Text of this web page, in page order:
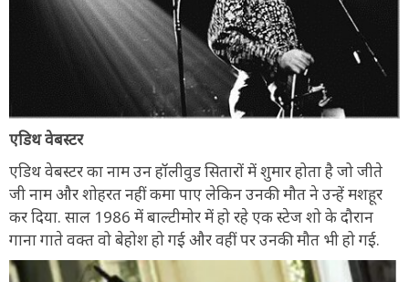
एडिथ वेबस्टर
एडिथ वेबस्टर का नाम उन हॉलीवुड सितारों में शुमार होता है जो जीते
जी नाम और शोहरत नहीं कमा पाए लेकिन उनकी मौत ने उन्हें मशहूर
कर दिया. साल 1986 में बाल्टीमोर में हो रहे एक स्टेज शो के दौरान
गाना गाते वक्त वो बेहोश हो गई और वहीं पर उनकी मौत भी हो गई.